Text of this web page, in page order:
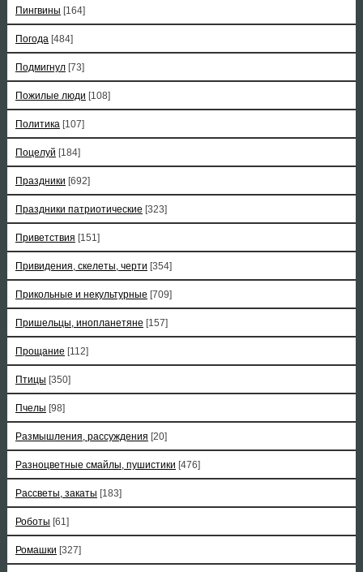
Пингвины [164]
Погода [484]
Подмигнул [73]
Пожилые люди [108]
Политика [107]
Поцелуй [184]
Праздники [692]
Праздники патриотические [323]
Приветствия [151]
Привидения, скелеты, черти [354]
Прикольные и некультурные [709]
Пришельцы, инопланетяне [157]
Прощание [112]
Птицы [350]
Пчелы [98]
Размышления, рассуждения [20]
Разноцветные смайлы, пушистики [476]
Рассветы, закаты [183]
Роботы [61]
Ромашки [327]